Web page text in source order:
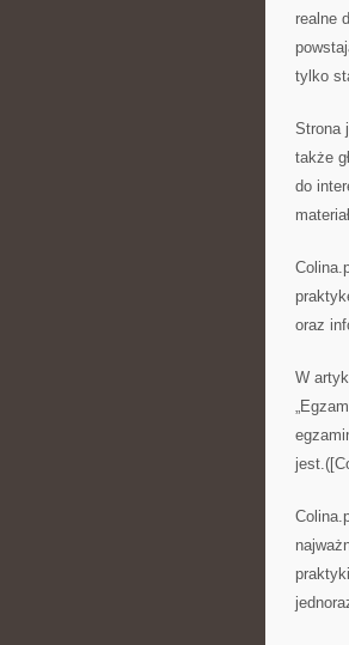
realne
tylko
Strona
także
do
oraz
W